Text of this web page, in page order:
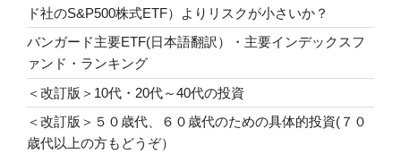
ド社のS&P500株式ETF）よりリスクが小さいか？
バンガード主要ETF(日本語翻訳）・主要インデックスフ
ァンド・ランキング
＜改訂版＞10代・20代～40代の投資
＜改訂版＞５０歳代、６０歳代のための具体的投資(７０
歳代以上の方もどうぞ）